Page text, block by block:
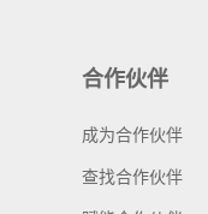
合作伙伴
成为合作伙伴
查找合作伙伴